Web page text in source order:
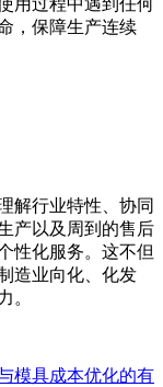
，保障生产连续
解行业特性、协同
产以及周到的售后
性化服务。这不但
造业向化、化发
。
模具成本优化的有